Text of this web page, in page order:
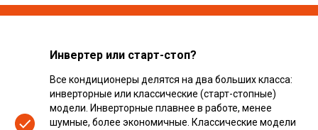
Инвертер или старт-стоп?
Все кондиционеры делятся на два больших класса:
инверторные или классические (старт-стопные)
модели. Инверторные плавнее в работе, менее
шумные, более экономичные. Классические модели